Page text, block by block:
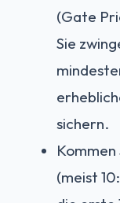
(Gate
Sie
sichern.
(meist